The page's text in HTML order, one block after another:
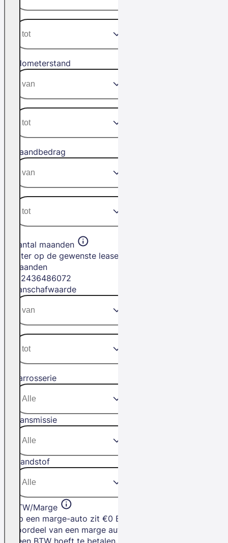
Kilometerstand
Maandbedrag
Aantal maanden
Filter op de gewenste leasetermijn in
maanden
2436486072
Aanschafwaarde
Carrosserie
Transmissie
Brandstof
BTW/Marge
Op een marge-auto zit €0 BTW. Het
voordeel van een marge auto is dat je